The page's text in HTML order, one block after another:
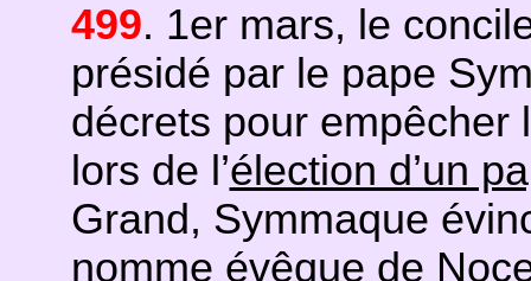
499. 1er mars, le
présidé par le pape
décrets pour empêcher
lors de l’élection d’un
Grand, Symmaque
nomme évêque de